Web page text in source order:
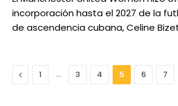
incorporación hasta el 2027 de la
de ascendencia cubana, Celine
Anterior
1 … 3 4 5 6 7